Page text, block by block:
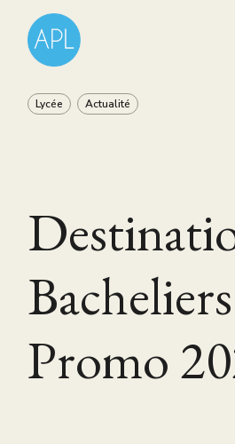
Lycée Actualité
Bacheliers
Promo